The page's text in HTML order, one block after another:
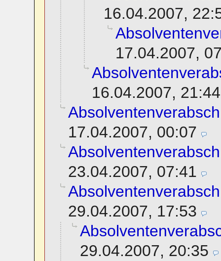
16.04.2007,
17.04.2007,
16.04.2007, 21:44
17.04.2007, 00:07
23.04.2007, 07:41
29.04.2007, 17:53
29.04.2007, 20:35